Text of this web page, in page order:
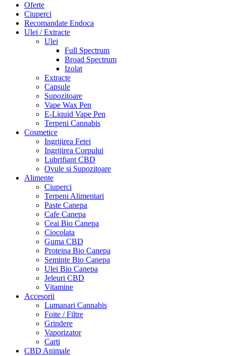
Oferte
Ciuperci
Recomandate Endoca
Ulei / Extracte
Ulei
Full Spectrum
Broad Spectrum
Izolat
Extracte
Capsule
Supozitoare
Vape Wax Pen
E-Liquid Vape Pen
Terpeni Cannabis
Cosmetice
Ingrijirea Fetei
Ingrijirea Corpului
Lubrifiant CBD
Ovule si Supozitoare
Alimente
Ciuperci
Terpeni Alimentari
Paste Canepa
Cafe Canepa
Ceai Bio Canepa
Ciocolata
Guma CBD
Proteina Bio Canepa
Seminte Bio Canepa
Ulei Bio Canepa
Jeleuri CBD
Vitamine
Accesorii
Lumanari Cannabis
Foite / Filtre
Grindere
Vaporizator
Carti
CBD Animale